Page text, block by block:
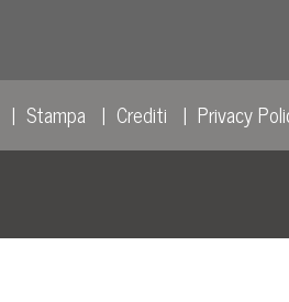
Stampa Crediti Privacy